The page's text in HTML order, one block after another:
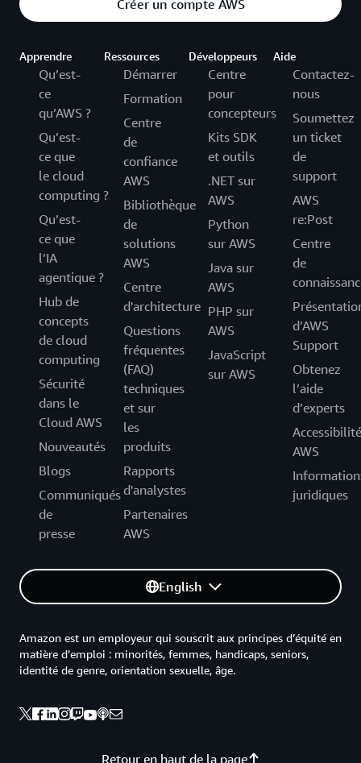
Créer un compte AWS
Apprendre
Qu’est-
ce
qu’AWS ?
Qu’est-
ce que
le cloud
computing ?
Qu’est-
ce que
l’IA
agentique ?
Hub de
concepts
de cloud
computing
Sécurité
dans le
Cloud AWS
Nouveautés
Blogs
Communiqués
de
presse
Ressources
Démarrer
Formation
Centre
de
confiance
AWS
Bibliothèque
de
solutions
AWS
Centre
d'architecture
Questions
fréquentes
(FAQ)
techniques
et sur
les
produits
Rapports
d'analystes
Partenaires
AWS
Développeurs
Centre
pour
concepteurs
Kits SDK
et outils
.NET sur
AWS
Python
sur AWS
Java sur
AWS
PHP sur
AWS
JavaScript
sur AWS
Aide
Contactez-
nous
Soumettez
un ticket
de
support
AWS
re:Post
Centre
de
d’AWS
Support
Obtenez
l’aide
d’experts
Accessibilité
AWS
juridiques
English
Retour en haut de la page
Amazon est un employeur qui souscrit aux principes d’équité en
matière d’emploi : minorités, femmes, handicaps, seniors,
identité de genre, orientation sexuelle, âge.